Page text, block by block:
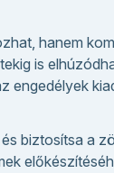
hanem
is
engedélyek
biztosítsa a